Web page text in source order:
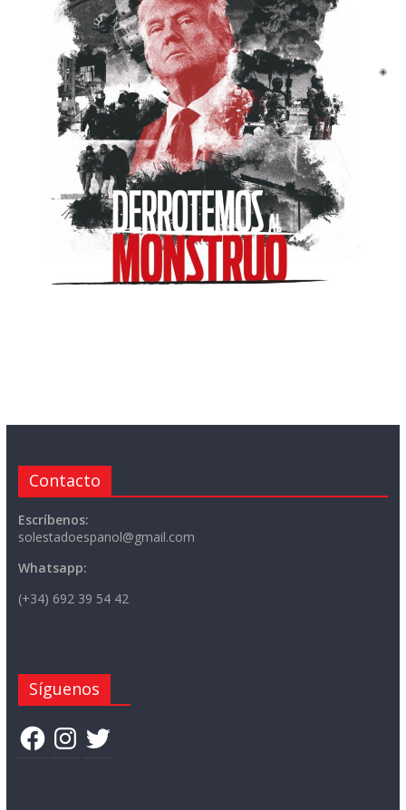
Contacto
Escríbenos:
solestadoespanol@gmail.com
Whatsapp:
(+34) 692 39 54 42
Síguenos
FacebookInstagram
Twitter